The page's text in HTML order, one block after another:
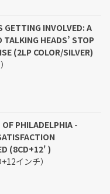
GETTING INVOLVED: A
HEADS’ STOP
(2LP COLOR/SILVER)
PHILADELPHIA -
(8CD+12' )
インチ）